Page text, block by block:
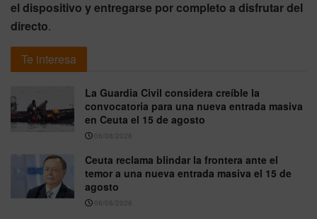
el dispositivo y entregarse por completo a disfrutar del
directo.
Te interesa
La Guardia Civil considera creíble la
convocatoria para una nueva entrada masiva
en Ceuta el 15 de agosto
06/08/2026
Ceuta reclama blindar la frontera ante el
temor a una nueva entrada masiva el 15 de
agosto
06/08/2026